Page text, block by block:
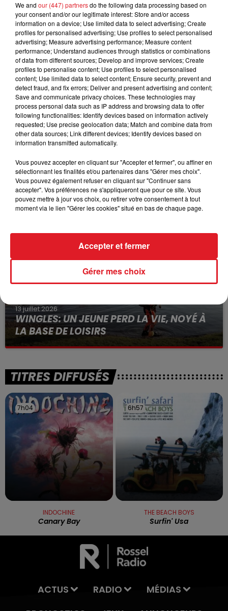
Ce mardi matin, salariés et direction débarrassaient
les dégâts. Le magasin de jardinage devrait rouvrir ses
portes ce mercredi.
FIL D'ACTUS
15 juillet 2026
BÉTHUNE: ENQUÊTE POUR HOMICIDE
VOLONTAIRE EN COURS, APRÈS LA...
Selon les premiers éléments, le logement servait
13 juillet 2026
WINGLES: UN JEUNE PERD LA VIE, NOYÉ À
LA BASE DE LOISIRS
La victime a coulé à pic
TITRES DIFFUSÉS
7h04
7h04
INDOCHINE
Canary Bay
6h57
6h57
THE BEACH BOYS
Surfin' Usa
ACTUS RADIO
MÉDIAS
We and our (447) partnersdo the following data processing based on
your consent and/or our legitimate interest: Store and/or access
information on a device; Use limited data to select advertising; Create
profiles for personalised advertising; Use profiles to select personalised
advertising; Measure advertising performance; Measure content
performance; Understand audiences through statistics or combinations
of data from different sources; Develop and improve services; Create
profiles to personalise content; Use profiles to select personalised
content; Use limited data to select content; Ensure security, prevent and
detect fraud, and fix errors; Deliver and present advertising and content;
Save and communicate privacy choices. These technologies may
process personal data such as IP address and browsing data to offer
following functionalities: Identify devices based on information actively
requested; Use precise geolocation data; Match and combine data from
other data sources; Link different devices; Identify devices based on
information transmitted automatically.
Vous pouvez accepter en cliquant sur "Accepter et fermer", ou affiner en
sélectionnant les finalités et/ou partenaires dans "Gérer mes choix".
Vous pouvez également refuser en cliquant sur "Continuer sans
accepter". Vos préférences ne s'appliqueront que pour ce site. Vous
pouvez mettre à jour vos choix, ou retirer votre consentement à tout
moment via le lien "Gérer les cookies" situé en bas de chaque page.
Gérer mes choix
Accepter et fermer